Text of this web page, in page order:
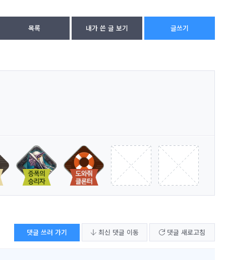
목록 내가 쓴 글 보기 글쓰기
댓글 쓰러 가기 최신 댓글 이동 댓글 새로고침